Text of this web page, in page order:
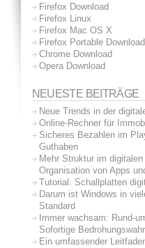
Firefox Download
Firefox Linux
Firefox Mac OS X
Firefox Portable Download
Chrome Download
Opera Download
NEUESTE BEITRÄGE
Neue Trends in der
Online-Rechner für
Sicheres Bezahlen im
Guthaben
Mehr Struktur im
Organisation von Apps
Tutorial: Schallplatten
Darum ist Windows in
Standard
Immer wachsam: Rund-
Sofortige
Ein umfassender